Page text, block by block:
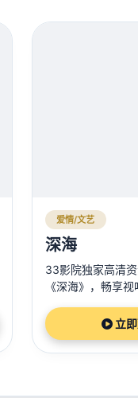
爱情/文艺
深海
33影院独家高清
《深海》，畅享视
立